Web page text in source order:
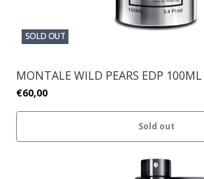
SOLD OUT
MONTALE WILD PEARS EDP 100ML
€60,00
Sold out